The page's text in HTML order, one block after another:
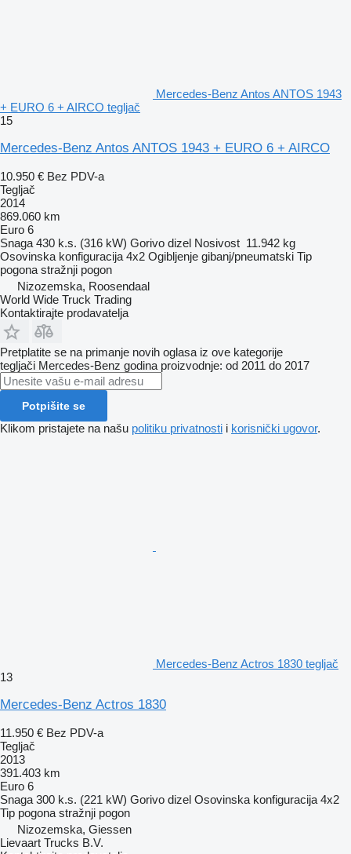
Mercedes-Benz Antos ANTOS 1943
+ EURO 6 + AIRCO tegljač
15
Mercedes-Benz Antos ANTOS 1943 + EURO 6 + AIRCO
10.950 € Bez PDV-a
Tegljač
2014
869.060 km
Euro 6
Snaga 430 k.s. (316 kW) Gorivo dizel Nosivost 11.942 kg
Osovinska konfiguracija 4x2 Ogibljenje gibanj/pneumatski Tip
pogona stražnji pogon
Nizozemska, Roosendaal
World Wide Truck Trading
Kontaktirajte prodavatelja
Pretplatite se na primanje novih oglasa iz ove kategorije
tegljači Mercedes-Benz godina proizvodnje: od 2011 do 2017
Potpišite se
Klikom pristajete na našu politiku privatnosti i korisnički ugovor.
Mercedes-Benz Actros 1830 tegljač
13
Mercedes-Benz Actros 1830
11.950 € Bez PDV-a
Tegljač
2013
391.403 km
Euro 6
Snaga 300 k.s. (221 kW) Gorivo dizel Osovinska konfiguracija 4x2
Tip pogona stražnji pogon
Nizozemska, Giessen
Lievaart Trucks B.V.